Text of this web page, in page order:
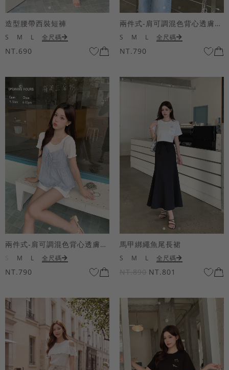
造型腰帶西裝短褲
S M L 全尺碼
NT.690
兩件式-肩可調混色背心透膚上衣套組
S M L 全尺碼
NT.790
兩件式-肩可調混色背心透膚上衣套組
M L 全尺碼
NT.790
馬甲綁繩魚尾長裙
S M L 全尺碼
NT.890 NT.801